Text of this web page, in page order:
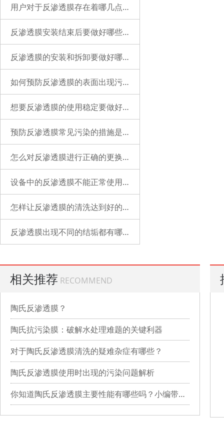
用户对于反渗透膜存在着哪几点误解？
反渗透膜安装结束后要做好哪些检查的工作？
反渗透膜的安装和拆卸要做好哪些准备？
如何预防反渗透膜的表面出现污染？
想要反渗透膜的使用稳定要做好哪些工作？
预防反渗透膜常见污染的措施是什么？
怎么对反渗透膜进行正确的更换？
设备中的反渗透膜不能正常使用了是什么原因？
怎样让反渗透膜的清洗达到好的状态？
反渗透膜出现不同的结垢都有哪些表现？
相关推荐 RECOMMEND
陶氏反渗透膜？
陶氏抗污染膜：破解水处理难题的关键利器
对于陶氏反渗透膜清洗的疑难杂症有哪些？
陶氏反渗透膜使用时出现的污染问题解析
你知道陶氏反渗透膜主要性能有哪些吗？小编带你详细了解